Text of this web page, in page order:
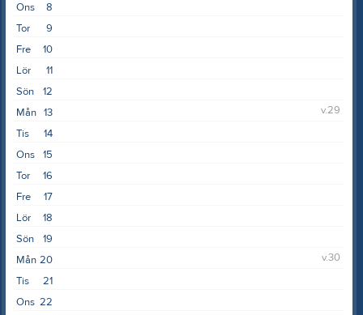
8
Ons
9
Tor
10
Fre
11
Lör
12
Sön
13
Mån
v.29
14
Tis
15
Ons
16
Tor
17
Fre
18
Lör
19
Sön
20
Mån
v.30
21
Tis
22
Ons